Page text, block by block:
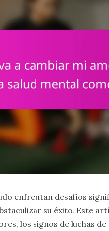
enfrentan desafíos
su éxito. Este
los signos de luchas